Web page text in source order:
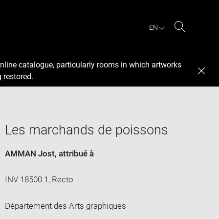
EN
catalogue, particularly rooms in which artworks
restored.
Les marchands de poissons
AMMAN Jost, attribué à
INV 18500.1, Recto
Département des Arts graphiques